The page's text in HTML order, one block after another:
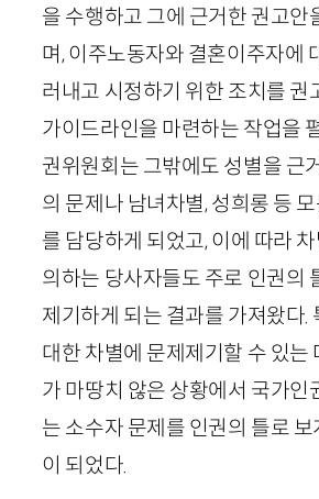
을 수행하고 그에 근거한 권고안
며, 이주노동자와 결혼이주자에
러내고 시정하기 위한 조치를 권
가이드라인을 마련하는 작업을
권위원회는 그밖에도 성별을 근
의 문제나 남녀차별, 성희롱 등
를 담당하게 되었고, 이에 따라
의하는 당사자들도 주로 인권의
제기하게 되는 결과를 가져왔다.
대한 차별에 문제제기할 수 있는
가 마땅치 않은 상황에서 국가인
는 소수자 문제를 인권의 틀로 보
이 되었다.